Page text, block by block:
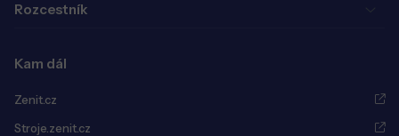
Rozcestník
Kam dál
Zenit.cz
Stroje.zenit.cz